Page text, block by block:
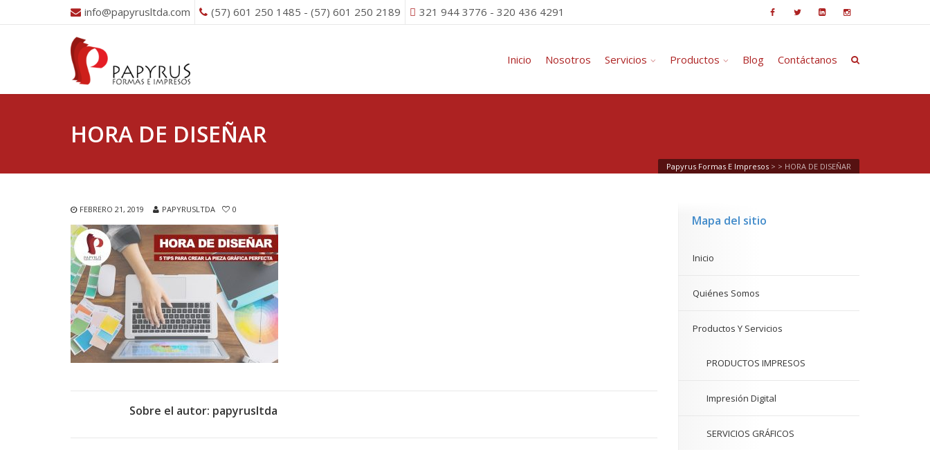
info@papyrusltda.com (57) 601 250 1485 - (57) 601 250 2189 321 944 3776 - 320 436 4291
Inicio Nosotros Servicios Productos Blog Contáctanos
HORA DE DISEÑAR
Papyrus Formas E Impresos > > HORA DE DISEÑAR
FEBRERO 21, 2019 PAPYRUSLTDA 0
Sobre el autor: papyrusltda
Mapa del sitio
Inicio
Quiénes Somos
Productos Y Servicios
PRODUCTOS IMPRESOS
Impresión Digital
SERVICIOS GRÁFICOS